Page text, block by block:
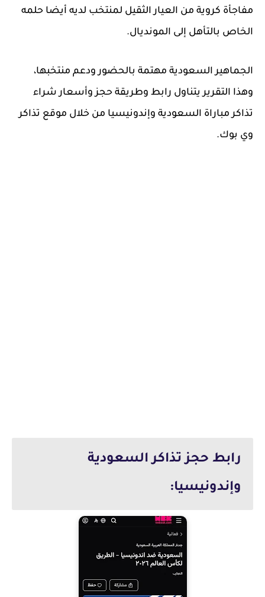
مفاجأة كروية من العيار الثقيل لمنتخب لديه أيضا حلمه
الخاص بالتأهل إلى المونديال.
الجماهير السعودية مهتمة بالحضور ودعم منتخبها،
وهذا التقرير يتناول رابط وطريقة حجز وأسعار شراء
تذاكر مباراة السعودية وإندونيسيا من خلال موقع تذاكر
وي بوك.
رابط حجز تذاكر السعودية
وإندونيسيا: